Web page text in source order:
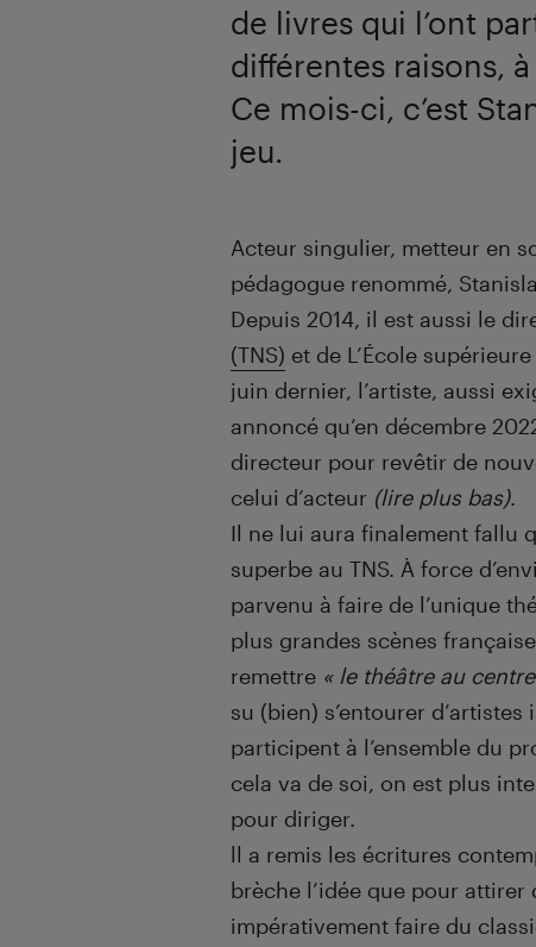
de livres qui l’ont
différentes raisons,
Ce mois-ci, c’est
jeu.
Introduction
Acteur singulier, metteur en
pédagogue renommé,
Depuis 2014, il est aussi le
(TNS) et de L’École
juin dernier, l’artiste, aussi
annoncé qu’en décembre
directeur pour revêtir de
celui d’acteur (lire plus bas).
Il ne lui aura finalement fallu
superbe au TNS. À force
parvenu à faire de l’unique
plus grandes scènes
remettre « le théâtre au
su (bien) s’entourer
participent à l’ensemble du
cela va de soi, on est plus
pour diriger.
ll a remis les écritures
brèche l’idée que pour
impérativement faire du